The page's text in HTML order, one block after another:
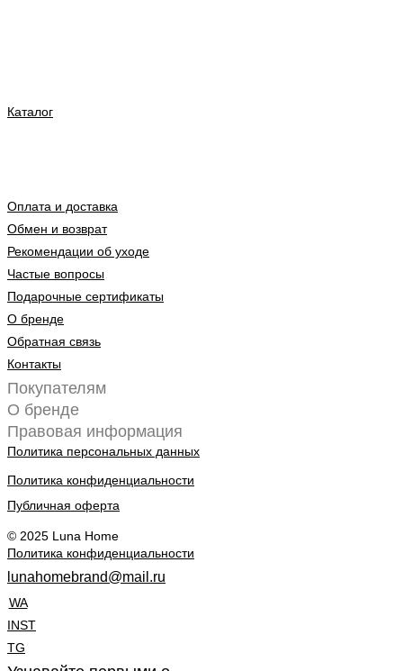
Каталог
Оплата и доставка
Обмен и возврат
Рекомендации об уходе
Частые вопросы
Подарочные сертификаты
О бренде
Обратная связь
Контакты
Покупателям
О бренде
Правовая информация
Политика персональных данных
Политика конфиденциальности
Публичная оферта
© 2025 Luna Home
Политика конфиденциальности
lunahomebrand@mail.ru
WA
INST
TG